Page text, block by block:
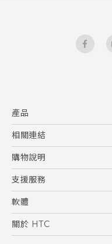
產品
5G
智慧型手機
配件
相關連結
HTC Research
購物說明
購物須知
訂單管理
付款方式
支援服務
到府收送維修服務
服務中心資訊
客戶服務佈告欄
軟體
應用程式
關於 HTC